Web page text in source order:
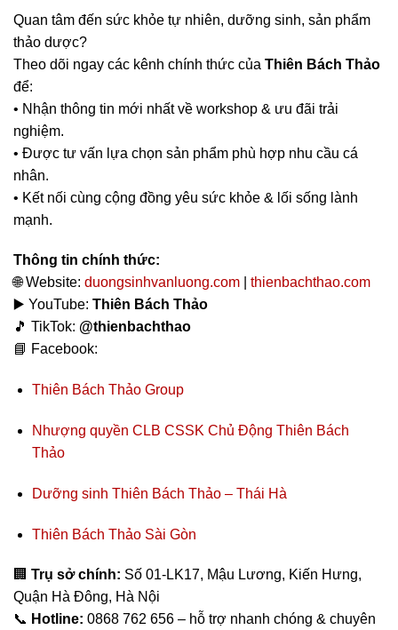
Quan tâm đến sức khỏe tự nhiên, dưỡng sinh, sản phẩm
thảo dược?
Theo dõi ngay các kênh chính thức của Thiên Bách Thảo
để:
• Nhận thông tin mới nhất về workshop & ưu đãi trải
nghiệm.
• Được tư vấn lựa chọn sản phẩm phù hợp nhu cầu cá
nhân.
• Kết nối cùng cộng đồng yêu sức khỏe & lối sống lành
mạnh.
Thông tin chính thức:
🌐 Website: duongsinhvanluong.com
thienbachthao.com
▶️ YouTube: Thiên Bách Thảo
🎵 TikTok: @thienbachthao
📘 Facebook:
Thiên Bách Thảo Group
Nhượng quyền CLB CSSK Chủ Động Thiên Bách
Thảo
Dưỡng sinh Thiên Bách Thảo – Thái Hà
Thiên Bách Thảo Sài Gòn
🏢 Trụ sở chính: Số 01-LK17, Mậu Lương, Kiến Hưng,
Quận Hà Đông, Hà Nội
📞 Hotline: 0868 762 656 – hỗ trợ nhanh chóng & chuyên